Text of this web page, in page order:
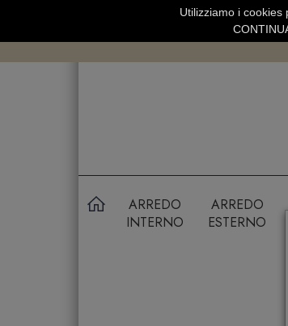
SPEDIZIONE
ARREDO
INTERNO
ARREDO
ESTERNO
Utilizziamo i